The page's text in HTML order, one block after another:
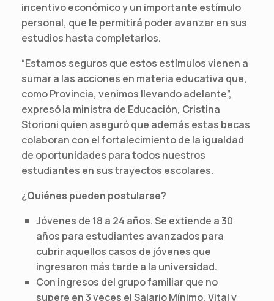
incentivo económico y un importante estímulo
personal, que le permitirá poder avanzar en sus
estudios hasta completarlos.
“Estamos seguros que estos estímulos vienen a
sumar a las acciones en materia educativa que,
como Provincia, venimos llevando adelante”,
expresó la ministra de Educación, Cristina
Storioni quien aseguró que además estas becas
colaboran con el fortalecimiento de la igualdad
de oportunidades para todos nuestros
estudiantes en sus trayectos escolares.
¿Quiénes pueden postularse?
Jóvenes de 18 a 24 años. Se extiende a 30
años para estudiantes avanzados para
cubrir aquellos casos de jóvenes que
ingresaron más tarde a la universidad.
Con ingresos del grupo familiar que no
supere en 3 veces el Salario Mínimo, Vital y